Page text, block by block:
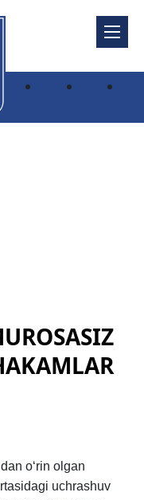
o‘rin olgan
uchrashuv